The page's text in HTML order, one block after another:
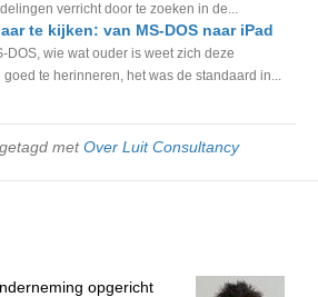
verricht door te zoeken in de...
te kijken: van MS-DOS naar iPad
DOS, wie wat ouder is weet zich deze
te herinneren, het was de standaard in...
metOver Luit Consultancy
opgericht